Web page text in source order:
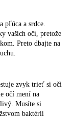
pľúca a srdce.
vašich očí, pretože
Preto dbajte na
zvyk trieť si oči
očí mení na
Musíte si
baktérií